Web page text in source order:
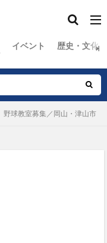
イベント 歴史・文化
野球教室募集／岡山・津山市